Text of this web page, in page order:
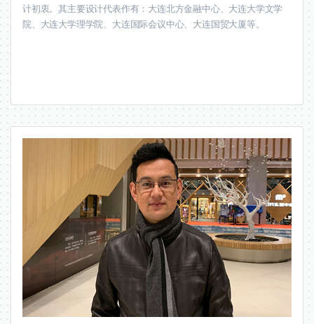
计初衷。其主要设计代表作有：大连北方金融中心、大连大学文学
院、大连大学理学院、大连国际会议中心、大连国贸大厦等。